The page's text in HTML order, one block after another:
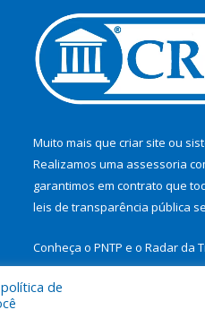
Muito mais que criar site ou
Realizamos uma assessoria
garantimos em contrato que
leis de transparência pública
Conheça o PNTP e o Radar da
de